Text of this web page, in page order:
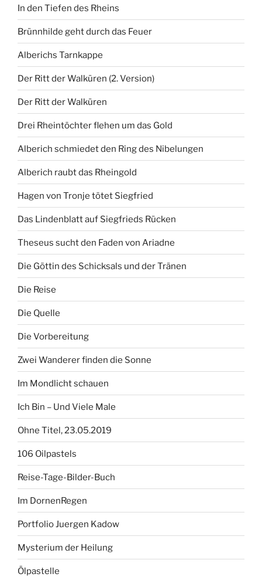
In den Tiefen des Rheins
Brünnhilde geht durch das Feuer
Alberichs Tarnkappe
Der Ritt der Walküren (2. Version)
Der Ritt der Walküren
Drei Rheintöchter flehen um das Gold
Alberich schmiedet den Ring des Nibelungen
Alberich raubt das Rheingold
Hagen von Tronje tötet Siegfried
Das Lindenblatt auf Siegfrieds Rücken
Theseus sucht den Faden von Ariadne
Die Göttin des Schicksals und der Tränen
Die Reise
Die Quelle
Die Vorbereitung
Zwei Wanderer finden die Sonne
Im Mondlicht schauen
Ich Bin – Und Viele Male
Ohne Titel, 23.05.2019
106 Oilpastels
Reise-Tage-Bilder-Buch
Im DornenRegen
Portfolio Juergen Kadow
Mysterium der Heilung
Ölpastelle